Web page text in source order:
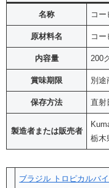
名称 コー
原材料名 コー
内容量 200
賞味期限 別途
保存方法 直射
製造者または販売者
栃木
ブラジル トロピカルバ